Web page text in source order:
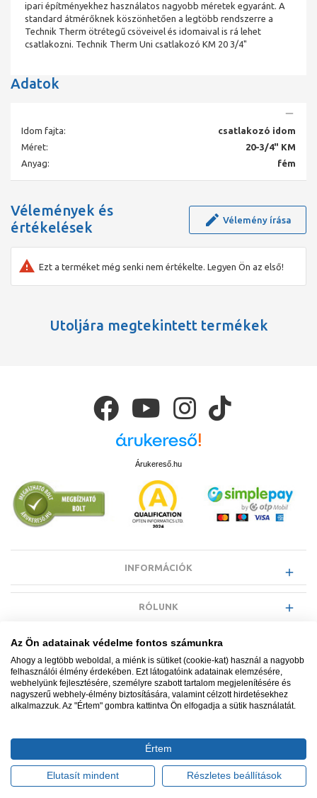
ipari építményekhez használatos nagyobb méretek egyaránt. A
standard átmérőknek köszönhetően a legtöbb rendszerre a
Technik Therm ötrétegű csöveivel és idomaival is rá lehet
csatlakozni. Technik Therm Uni csatlakozó KM 20 3/4"
Adatok
Idom fajta:
csatlakozó idom
Méret:
20-3/4" KM
Anyag:
fém
Vélemények és
értékelések
Vélemény írása
Ezt a terméket még senki nem értékelte. Legyen Ön az első!
Utoljára megtekintett termékek
Árukereső.hu
INFORMÁCIÓK
RÓLUNK
EGYÉB INFORMÁCIÓK
VÁSÁRLÓI INFORMÁCIÓK
Minden jog fenntartva. © Adatkezelés nyilvántartási száma NAIH-
Ügyfélszolgálat: +36 1 700 3500
Az Ön adatainak védelme fontos számunkra
Ahogy a legtöbb weboldal, a miénk is sütiket (cookie-kat) használ a nagyobb
felhasználói élmény érdekében. Ezt látogatóink adatainak elemzésére,
webhelyünk fejlesztésére, személyre szabott tartalom megjelenítésére és
nagyszerű webhely-élmény biztosítására, valamint célzott hirdetésekhez
alkalmazzuk. Az "Értem" gombra kattintva Ön elfogadja a sütik használatát.
Értem
Elutasít mindent Részletes beállítások